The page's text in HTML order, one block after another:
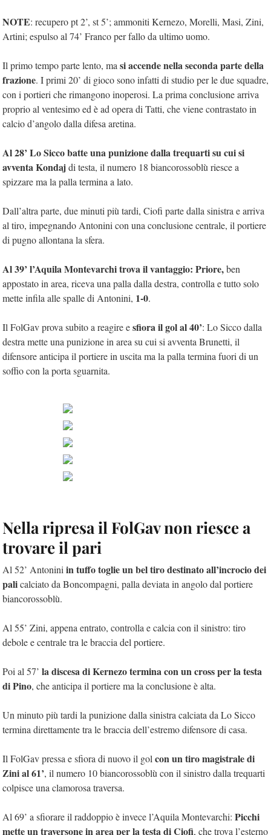
NOTE: recupero pt 2’, st 5’; ammoniti Kernezo, Morelli, Masi, Zini,
Artini; espulso al 74’ Franco per fallo da ultimo uomo.
Il primo tempo parte lento, ma si accende nella seconda parte della
frazione. I primi 20’ di gioco sono infatti di studio per le due squadre,
con i portieri che rimangono inoperosi. La prima conclusione arriva
proprio al ventesimo ed è ad opera di Tatti, che viene contrastato in
calcio d’angolo dalla difesa aretina.
Al 28’ Lo Sicco batte una punizione dalla trequarti su cui si
avventa Kondajdi testa, il numero 18 biancorossoblù riesce a
spizzare ma la palla termina a lato.
Dall’altra parte, due minuti più tardi, Ciofi parte dalla sinistra e arriva
al tiro, impegnando Antonini con una conclusione centrale, il portiere
di pugno allontana la sfera.
Al 39’ l’Aquila Montevarchi trova il vantaggio: Priore,ben
appostato in area, riceva una palla dalla destra, controlla e tutto solo
mette infila alle spalle di Antonini, 1-0.
Il FolGav prova subito a reagire esfiora il gol al 40’: Lo Sicco dalla
destra mette una punizione in area su cui si avventa Brunetti, il
difensore anticipa il portiere in uscita ma la palla termina fuori di un
soffio con la porta sguarnita.
Nella ripresa il FolGav non riesce a
trovare il pari
Al 52’ Antonini in tuffo toglie un bel tiro destinato all’incrocio dei
palicalciato da Boncompagni, palla deviata in angolo dal portiere
biancorossoblù.
Al 55’ Zini, appena entrato, controlla e calcia con il sinistro: tiro
debole e centrale tra le braccia del portiere.
Poi al 57’ la discesa di Kernezo termina con un cross per la testa
di Pino, che anticipa il portiere ma la conclusione è alta.
Un minuto più tardi la punizione dalla sinistra calciata da Lo Sicco
termina direttamente tra le braccia dell’estremo difensore di casa.
Il FolGav pressa e sfiora di nuovo il gol con un tiro magistrale di
Zini al 61’, il numero 10 biancorossoblù con il sinistro dalla trequarti
colpisce una clamorosa traversa.
Al 69’ a sfiorare il raddoppio è invece l’Aquila Montevarchi: Picchi
mette un traversone in area per la testa di Ciofi, che trova l’esterno